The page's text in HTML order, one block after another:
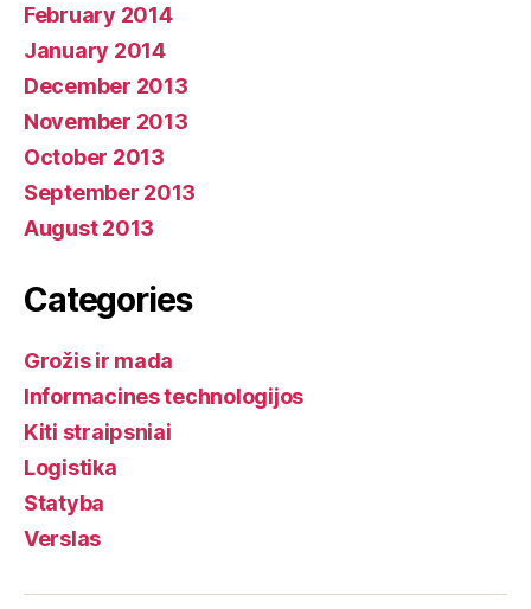
February 2014
January 2014
December 2013
November 2013
October 2013
September 2013
August 2013
Categories
Grožis ir mada
Informacines technologijos
Kiti straipsniai
Logistika
Statyba
Verslas